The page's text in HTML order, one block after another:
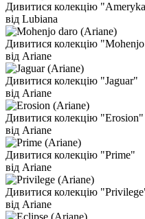
Дивитися колекцію
від Lubiana
Дивитися колекцію
від Ariane
Дивитися колекцію "Jaguar"
від Ariane
Дивитися колекцію "Erosion"
від Ariane
Дивитися колекцію "Prime"
від Ariane
Дивитися колекцію
від Ariane